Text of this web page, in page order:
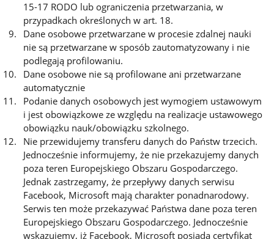
15-17 RODO lub ograniczenia przetwarzania, w
przypadkach określonych w art. 18.
Dane osobowe przetwarzane w procesie zdalnej nauki
nie są przetwarzane w sposób zautomatyzowany i nie
podlegają profilowaniu.
Dane osobowe nie są profilowane ani przetwarzane
automatycznie
Podanie danych osobowych jest wymogiem ustawowym
i jest obowiązkowe ze względu na realizacje ustawowego
obowiązku nauk/obowiązku szkolnego.
Nie przewidujemy transferu danych do Państw trzecich.
Jednocześnie informujemy, że nie przekazujemy danych
poza teren Europejskiego Obszaru Gospodarczego.
Jednak zastrzegamy, że przepływy danych serwisu
Facebook, Microsoft mają charakter ponadnarodowy.
Serwis ten może przekazywać Państwa dane poza teren
Europejskiego Obszaru Gospodarczego. Jednocześnie
wskazujemy, iż Facebook, Microsoft posiada certyfikat